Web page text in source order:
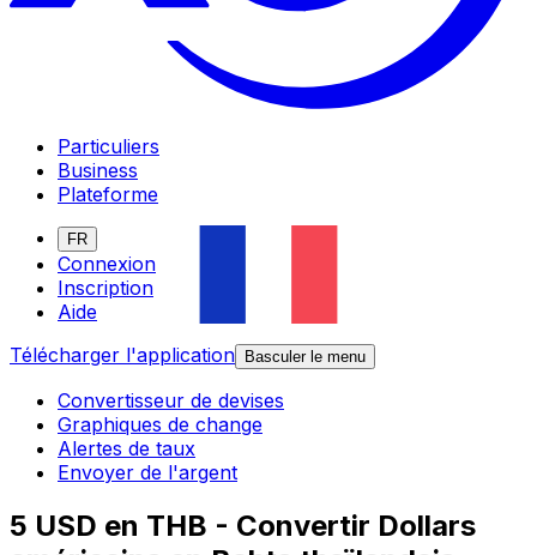
Particuliers
Business
Plateforme
FR
Connexion
Inscription
Aide
Télécharger l'application
Basculer le menu
Convertisseur de devises
Graphiques de change
Alertes de taux
Envoyer de l'argent
5 USD en THB - Convertir Dollars